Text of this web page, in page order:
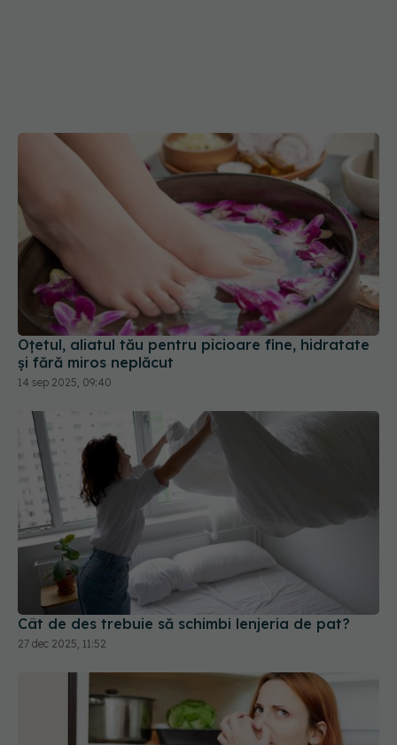
Oțetul, aliatul tău pentru picioare fine, hidratate
și fără miros neplăcut
14 sep 2025, 09:40
Cât de des trebuie să schimbi lenjeria de pat?
27 dec 2025, 11:52